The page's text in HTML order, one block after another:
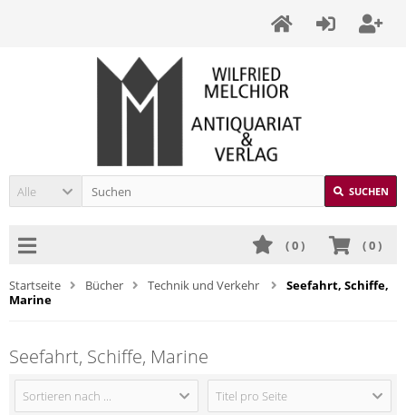
Alle SUCHEN
(0)
(0)
Startseite Bücher Technik und Verkehr
Seefahrt, Schiffe,
Marine
Seefahrt, Schiffe, Marine
Sortieren nach ... Titel pro Seite